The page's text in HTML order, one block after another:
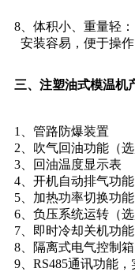
8、体积小、重量轻：
安装容易，便于操
三、注塑油式模温机
1、管路防爆装置
2、吹气回油功能（选
3、回油温度显示表
4、开机自动排气功能
5、加热功率切换功能
6、负压系统运转（选
7、即时冷却关机功能
8、隔离式电气控制
9、RS485通讯功能